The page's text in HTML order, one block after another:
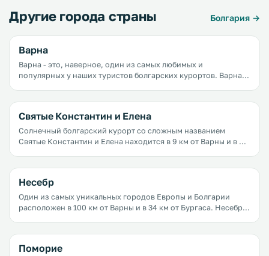
Другие города страны Болгария →
Варна
Варна - это, наверное, один из самых любимых и
популярных у наших туристов болгарских курортов. Варна
Святые Константин и Елена
Солнечный болгарский курорт со сложным названием
Святые Константин и Елена находится в 9 км от Варны и в 9
Несебр
Один из самых уникальных городов Европы и Болгарии
расположен в 100 км от Варны и в 34 км от Бургаса. Несебр -
лет, старинные церкви, термальные источники и, что самое
Поморие